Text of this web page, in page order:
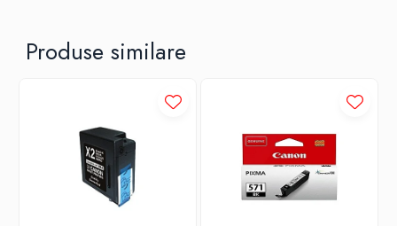
Produse similare